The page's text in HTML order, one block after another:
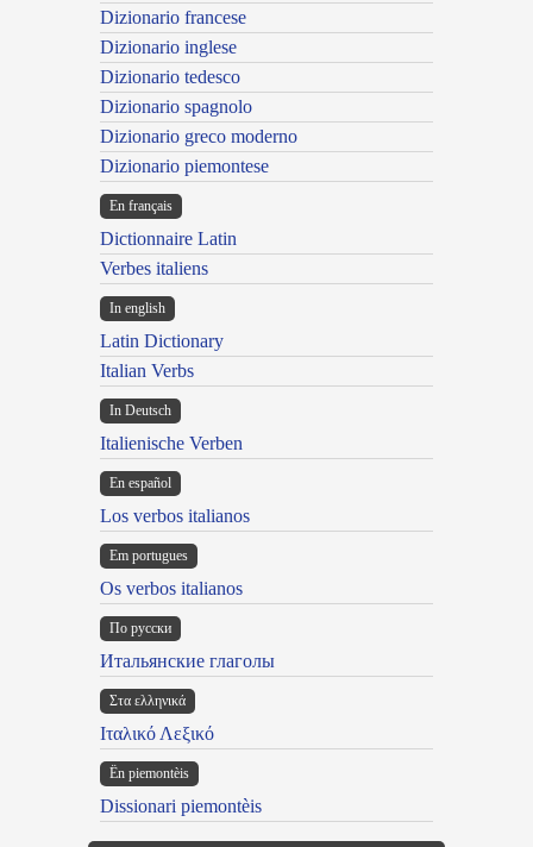
Dizionario francese
Dizionario inglese
Dizionario tedesco
Dizionario spagnolo
Dizionario greco moderno
Dizionario piemontese
En français
Dictionnaire Latin
Verbes italiens
In english
Latin Dictionary
Italian Verbs
In Deutsch
Italienische Verben
En español
Los verbos italianos
Em portugues
Os verbos italianos
По русски
Итальянские глаголы
Στα ελληνικά
Ιταλικό Λεξικό
Ën piemontèis
Dissionari piemontèis